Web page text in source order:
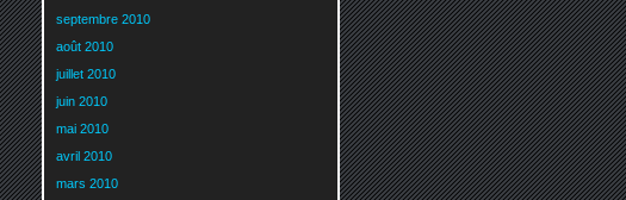
septembre 2010
août 2010
juillet 2010
juin 2010
mai 2010
avril 2010
mars 2010